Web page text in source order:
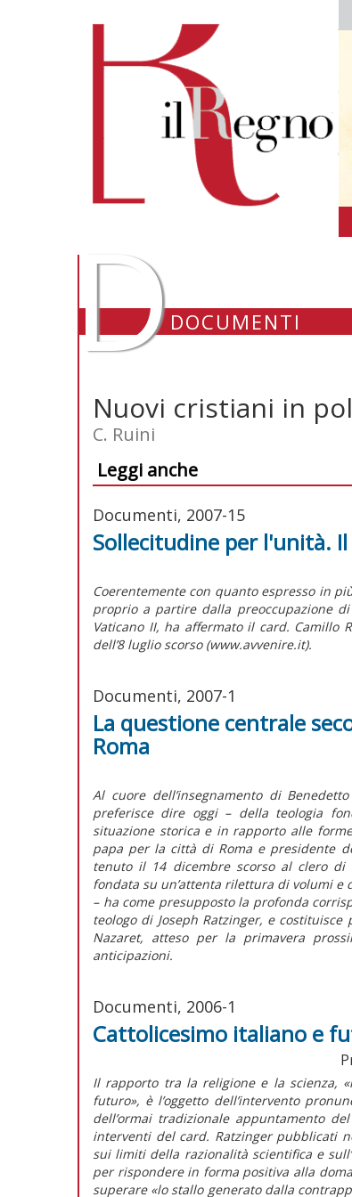
DDOCUMENTI
Nuovi cristiani in
C. Ruini
Leggi anche
Documenti, 2007-15
Sollecitudine per l'unità.
Coerentemente con quanto espresso in
proprio a partire dalla preoccupazione
Vaticano II, ha affermato il card. Camillo
dell’8 luglio scorso (www.avvenire.it).
Documenti, 2007-1
La questione centrale
Roma
Al cuore dell’insegnamento di
preferisce dire oggi – della teologia
situazione storica e in rapporto alle
papa per la città di Roma e presidente
tenuto il 14 dicembre scorso al clero di
fondata su un’attenta rilettura di volumi e
– ha come presupposto la profonda
teologo di Joseph Ratzinger, e
Nazaret, atteso per la primavera
anticipazioni.
Documenti, 2006-1
Cattolicesimo italiano e
Il rapporto tra la religione e la scienza,
futuro», è l’oggetto dell’intervento
dell’ormai tradizionale appuntamento
interventi del card. Ratzinger pubblicati
sui limiti della razionalità scientifica e
per rispondere in forma positiva alla
superare «lo stallo generato dalla